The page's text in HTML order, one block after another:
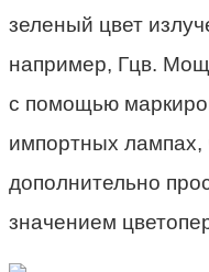
зеленый цвет
например, Гцв.
с помощью
импортных лампах,
дополнительно
значением